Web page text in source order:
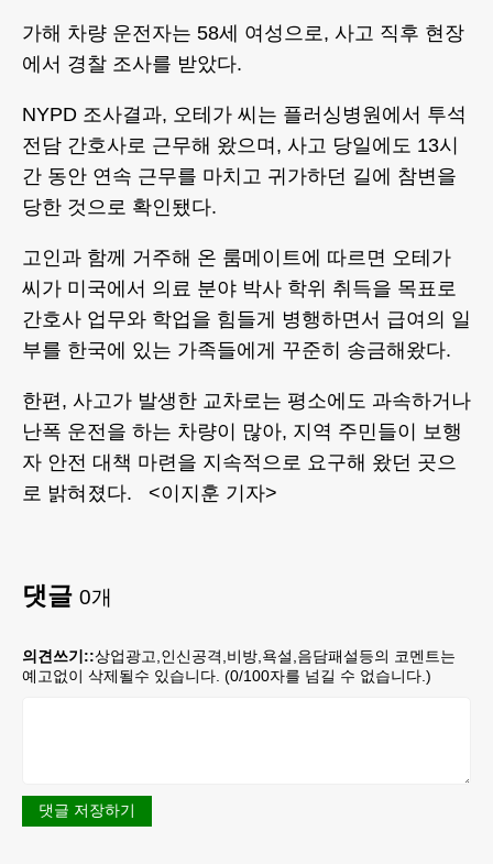
가해 차량 운전자는 58세 여성으로, 사고 직후 현장
에서 경찰 조사를 받았다.
NYPD 조사결과, 오테가 씨는 플러싱병원에서 투석
전담 간호사로 근무해 왔으며, 사고 당일에도 13시
간 동안 연속 근무를 마치고 귀가하던 길에 참변을
당한 것으로 확인됐다.
고인과 함께 거주해 온 룸메이트에 따르면 오테가
씨가 미국에서 의료 분야 박사 학위 취득을 목표로
간호사 업무와 학업을 힘들게 병행하면서 급여의 일
부를 한국에 있는 가족들에게 꾸준히 송금해왔다.
한편, 사고가 발생한 교차로는 평소에도 과속하거나
난폭 운전을 하는 차량이 많아, 지역 주민들이 보행
자 안전 대책 마련을 지속적으로 요구해 왔던 곳으
로 밝혀졌다. <이지훈 기자>
댓글 0개
의견쓰기::상업광고,인신공격,비방,욕설,음담패설등의 코멘트는
예고없이 삭제될수 있습니다. (0/100자를 넘길 수 없습니다.)
댓글 저장하기